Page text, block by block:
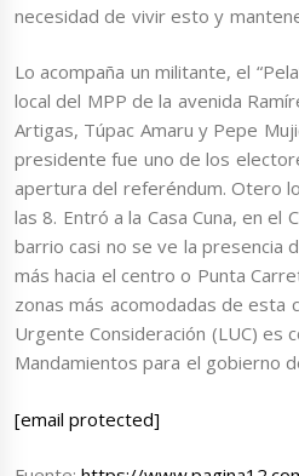
necesidad de vivir esto y
Lo acompaña un militante, el
local del MPP de la avenida
Artigas, Túpac Amaru y Pepe
presidente fue uno de los
apertura del referéndum. Otero
las 8. Entró a la Casa Cuna, en el
barrio casi no se ve la presencia
más hacia el centro o Punta
zonas más acomodadas de esta
Urgente Consideración (LUC) es
Mandamientos para el gobierno
[email protected]